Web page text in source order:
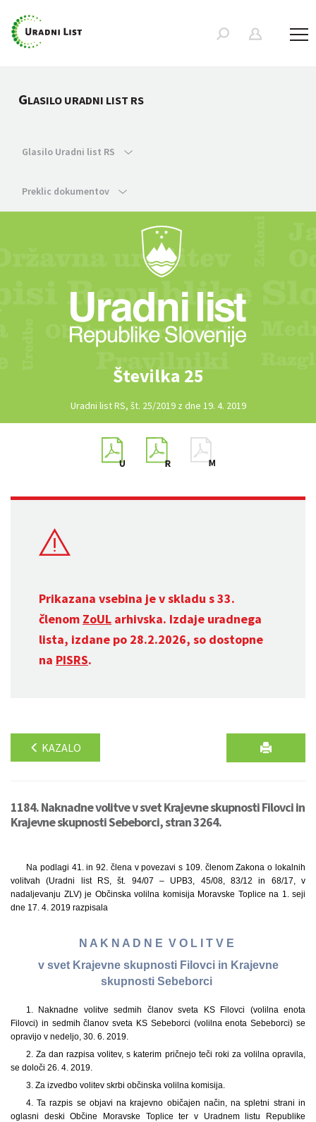
GLASILO URADNI LIST RS
Glasilo Uradni list RS
Preklic dokumentov
Številka 25
Uradni list RS, št. 25/2019 z dne 19. 4. 2019
Prikazana vsebina je v skladu s 33.
členom ZoUL arhivska. Izdaje uradnega
lista, izdane po 28.2.2026, so dostopne
na PISRS.
KAZALO
1184. Naknadne volitve v svet Krajevne skupnosti Filovci in
Krajevne skupnosti Sebeborci, stran 3264.
Na podlagi 41. in 92. člena v povezavi s 109. členom Zakona o lokalnih
volitvah (Uradni list RS, št. 94/07 – UPB3, 45/08, 83/12 in 68/17, v
nadaljevanju ZLV) je Občinska volilna komisija Moravske Toplice na 1. seji
dne 17. 4. 2019 razpisala
N A K N A D N E V O L I T V E
v svet Krajevne skupnosti Filovci in Krajevne
skupnosti Sebeborci
1. Naknadne volitve sedmih članov sveta KS Filovci (volilna enota
Filovci) in sedmih članov sveta KS Sebeborci (volilna enota Sebeborci) se
opravijo v nedeljo, 30. 6. 2019.
2. Za dan razpisa volitev, s katerim pričnejo teči roki za volilna opravila,
se določi 26. 4. 2019.
3. Za izvedbo volitev skrbi občinska volilna komisija.
4. Ta razpis se objavi na krajevno običajen način, na spletni strani in
oglasni deski Občine Moravske Toplice ter v Uradnem listu Republike